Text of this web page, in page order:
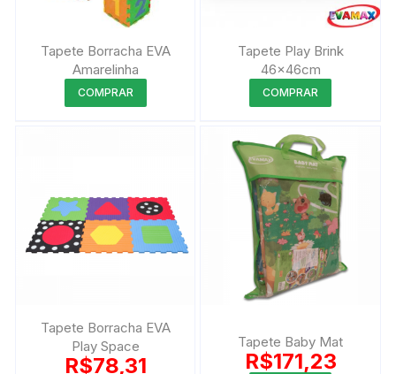
página
na
página
Tapete Borracha EVA
Amarelinha
COMPRAR
produto
As
opções
podem
ser
página
Tapete Play Brink
46x46cm
COMPRAR
produto
várias
variantes.
As
opções
podem
ser
escolhidas
do
produto
Tapete Borracha EVA
Play Space
R$78,31
Tapete Baby Mat
R$171,23